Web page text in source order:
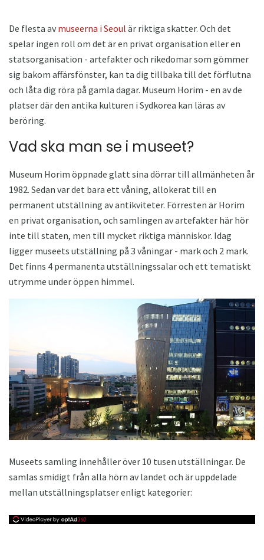
De flesta av museerna i Seoul är riktiga skatter. Och det
spelar ingen roll om det är en privat organisation eller en
statsorganisation - artefakter och rikedomar som gömmer
sig bakom affärsfönster, kan ta dig tillbaka till det förflutna
och låta dig röra på gamla dagar. Museum Horim - en av de
platser där den antika kulturen i Sydkorea kan läras av
beröring.
Vad ska man se i museet?
Museum Horim öppnade glatt sina dörrar till allmänheten år
1982. Sedan var det bara ett våning, allokerat till en
permanent utställning av antikviteter. Förresten är Horim
en privat organisation, och samlingen av artefakter här hör
inte till staten, men till mycket riktiga människor. Idag
ligger museets utställning på 3 våningar - mark och 2 mark.
Det finns 4 permanenta utställningssalar och ett tematiskt
utrymme under öppen himmel.
Museets samling innehåller över 10 tusen utställningar. De
samlas smidigt från alla hörn av landet och är uppdelade
mellan utställningsplatser enligt kategorier: